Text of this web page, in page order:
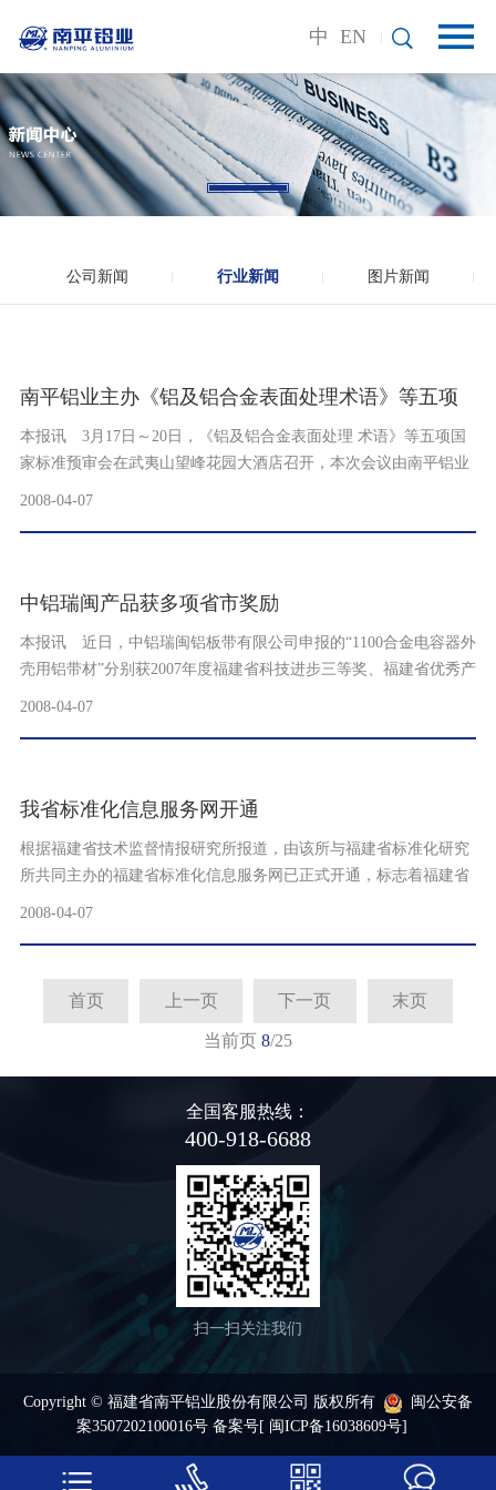
中 EN
公司新闻 行业新闻 图片新闻
南平铝业主办《铝及铝合金表面处理术语》等五项
国家标准预审会
​本报讯 3月17日～20日，《铝及铝合金表面处理 术语》等五项国
家标准预审会在武夷山望峰花园大酒店召开，本次会议由南平铝业
2008-04-07
中铝瑞闽产品获多项省市奖励
本报讯 近日，中铝瑞闽铝板带有限公司申报的“1100合金电容器外
壳用铝带材”分别获2007年度福建省科技进步三等奖、福建省优秀产
2008-04-07
我省标准化信息服务网开通
根据福建省技术监督情报研究所报道，由该所与福建省标准化研究
所共同主办的福建省标准化信息服务网已正式开通，标志着福建省
2008-04-07
首页 上一页 下一页 末页
当前页 8/25
全国客服热线：
400-918-6688
扫一扫关注我们
Copyright © 福建省南平铝业股份有限公司 版权所有
闽公安备
案3507202100016号 备案号[ 闽ICP备16038609号]